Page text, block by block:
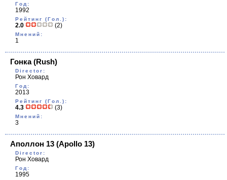
Год:
1992
Рейтинг (Гол.):
2.0 (2)
Мнений:
1
Гонка(Rush)
Director:
Рон Ховард
Год:
2013
Рейтинг (Гол.):
4.3 (3)
Мнений:
3
Аполлон 13 (Apollo 13)
Director:
Рон Ховард
Год:
1995